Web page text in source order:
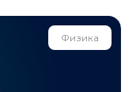
Физика